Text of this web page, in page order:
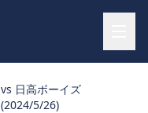
vs 日高ボーイズ
(2024/5/26)